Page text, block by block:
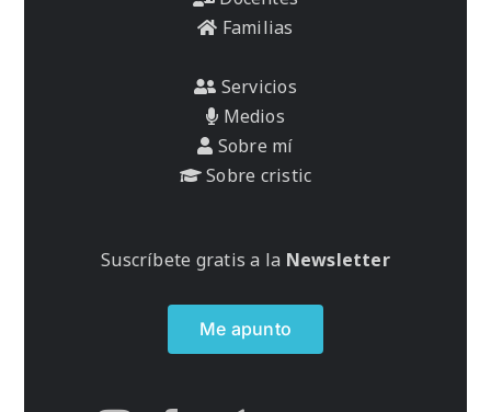
Familias
Servicios
Medios
Sobre mí
Sobre cristic
Suscríbete gratis a la Newsletter
Me apunto